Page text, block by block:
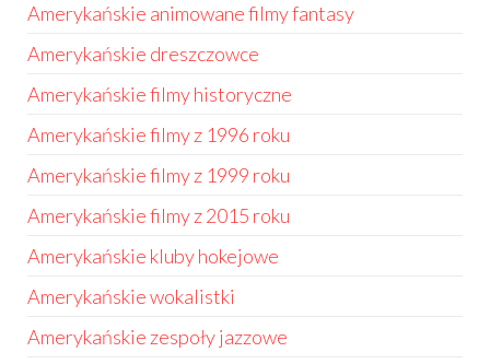
Amerykańskie animowane filmy fantasy
Amerykańskie dreszczowce
Amerykańskie filmy historyczne
Amerykańskie filmy z 1996 roku
Amerykańskie filmy z 1999 roku
Amerykańskie filmy z 2015 roku
Amerykańskie kluby hokejowe
Amerykańskie wokalistki
Amerykańskie zespoły jazzowe